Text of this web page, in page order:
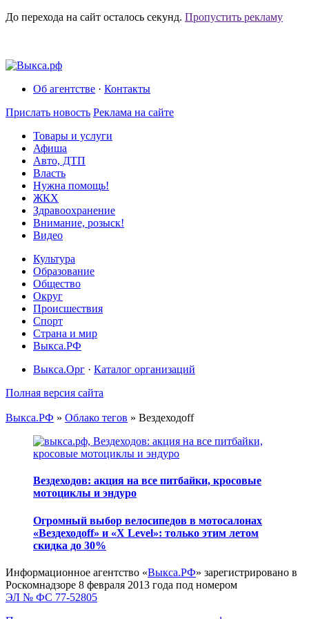
До перехода на сайт осталось секунд. Пропустить рекламу
Об агентстве · Контакты
Прислать новость Реклама на сайте
Товары и услуги
Афиша
Авто, ДТП
Власть
Нужна помощь!
ЖКХ
Здравоохранение
Внимание, розыск!
Видео
Культура
Образование
Общество
Округ
Происшествия
Спорт
Страна и мир
Выкса.РФ
Выкса.Орг · Каталог организаций
Полная версия сайта
Выкса.РФ » Облако тегов » Вездеходоff
Вездеходов: акция на все питбайки, кросовые
мотоциклы и эндуро
Огромный выбор велосипедов в мотосалонах
«Вездеходоff» и «X Level»: только этим летом
скидка до 30%
Информационное агентство «Выкса.РФ» зарегистрировано в
Роскомнадзоре 8 февраля 2013 года под номером
ЭЛ № ФС 77-52805